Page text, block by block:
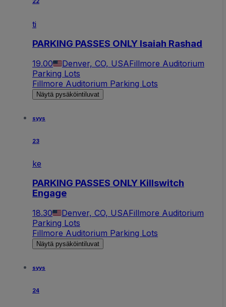
22
ti
PARKING PASSES ONLY Isaiah Rashad
19.00 Denver, CO, USAFillmore Auditorium
Parking Lots
Fillmore Auditorium Parking Lots
Näytä pysäköintiluvat
syys
23
ke
PARKING PASSES ONLY Killswitch
Engage
18.30 Denver, CO, USAFillmore Auditorium
Parking Lots
Fillmore Auditorium Parking Lots
Näytä pysäköintiluvat
syys
24